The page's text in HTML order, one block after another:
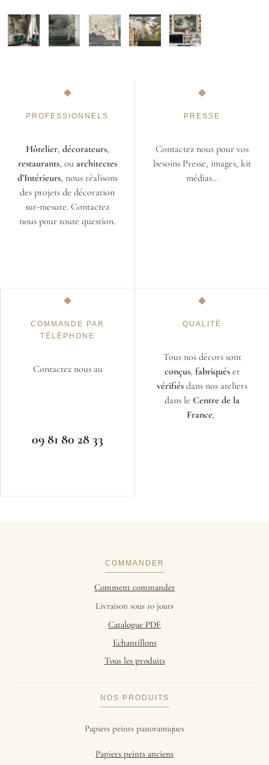
PROFESSIONNELS
Hôtelier, décorateurs,
restaurants, ou architectes
d’Intérieurs, nous réalisons
des projets de décoration
sur-mesure. Contactez
nous pour toute question.
PRESSE
Contactez nous pour vos
besoins Presse, images, kit
médias…
COMMANDE PAR
TÉLÉPHONE
Contactez nous au
09 81 80 28 33
QUALITÉ
Tous nos décors sont
conçus, fabriqués et
vérifiés dans nos ateliers
dans le Centre de la
France,
COMMANDER
Comment commander
Livraison sous 10 jours
Catalogue PDF
Echantillons
Tous les produits
NOS PRODUITS
Papiers peints panoramiques
Papiers peints anciens